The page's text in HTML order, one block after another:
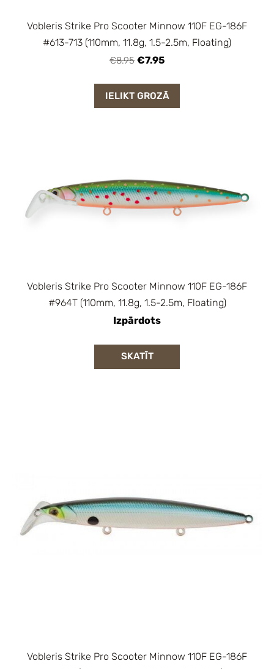
Vobleris Strike Pro Scooter Minnow 110F EG-186F
#613-713 (110mm, 11.8g, 1.5-2.5m, Floating)
€8.95 €7.95
IELIKT GROZĀ
Vobleris Strike Pro Scooter Minnow 110F EG-186F
#964T (110mm, 11.8g, 1.5-2.5m, Floating)
Izpārdots
SKATĪT
Vobleris Strike Pro Scooter Minnow 110F EG-186F